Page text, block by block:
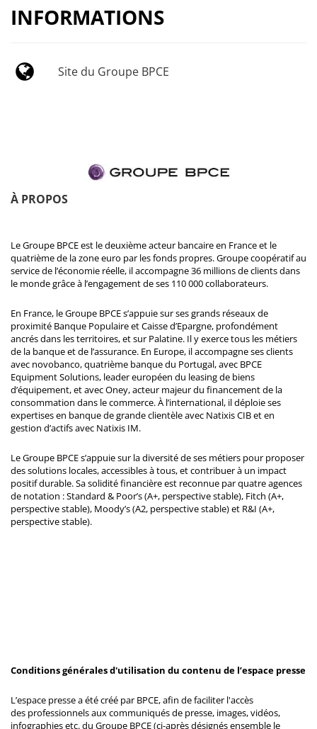
INFORMATIONS
Site du Groupe BPCE
À PROPOS
Le Groupe BPCE est le deuxième acteur bancaire en France et le
quatrième de la zone euro par les fonds propres. Groupe coopératif au
service de l’économie réelle, il accompagne 36 millions de clients dans
le monde grâce à l’engagement de ses 110 000 collaborateurs.
En France, le Groupe BPCE s’appuie sur ses grands réseaux de
proximité Banque Populaire et Caisse d’Epargne, profondément
ancrés dans les territoires, et sur Palatine. Il y exerce tous les métiers
de la banque et de l’assurance. En Europe, il accompagne ses clients
avec novobanco, quatrième banque du Portugal, avec BPCE
Equipment Solutions, leader européen du leasing de biens
d’équipement, et avec Oney, acteur majeur du financement de la
consommation dans le commerce. À l’international, il déploie ses
expertises en banque de grande clientèle avec Natixis CIB et en
gestion d’actifs avec Natixis IM.
Le Groupe BPCE s’appuie sur la diversité de ses métiers pour proposer
des solutions locales, accessibles à tous, et contribuer à un impact
positif durable. Sa solidité financière est reconnue par quatre agences
de notation : Standard & Poor’s (A+, perspective stable), Fitch (A+,
perspective stable), Moody’s (A2, perspective stable) et R&I (A+,
perspective stable).
Conditions générales d'utilisation du contenu de l’espace presse
L’espace presse a été créé par BPCE, afin de faciliter l'accès
des professionnels aux communiqués de presse, images, vidéos,
infographies etc. du Groupe BPCE (ci-après désignés ensemble le